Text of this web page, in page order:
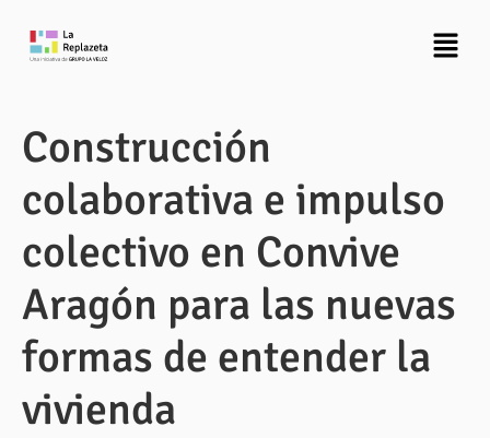
Construcción
colaborativa e impulso
colectivo en Convive
Aragón para las nuevas
formas de entender la
vivienda